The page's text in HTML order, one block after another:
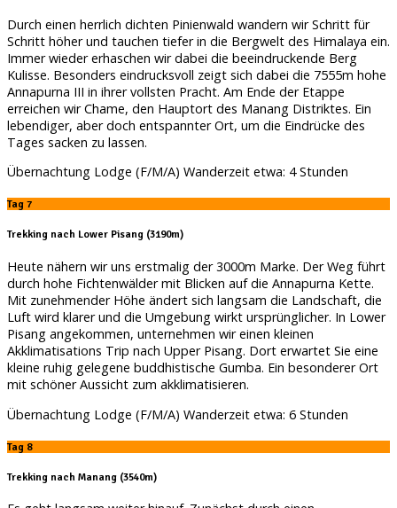
Durch einen herrlich dichten Pinienwald wandern wir Schritt für
Schritt höher und tauchen tiefer in die Bergwelt des Himalaya ein.
Immer wieder erhaschen wir dabei die beeindruckende Berg
Kulisse. Besonders eindrucksvoll zeigt sich dabei die 7555m hohe
Annapurna III in ihrer vollsten Pracht. Am Ende der Etappe
erreichen wir Chame, den Hauptort des Manang Distriktes. Ein
lebendiger, aber doch entspannter Ort, um die Eindrücke des
Tages sacken zu lassen.
Übernachtung Lodge (F/M/A) Wanderzeit etwa: 4 Stunden
Tag 7
Trekking nach Lower Pisang (3190m)
Heute nähern wir uns erstmalig der 3000m Marke. Der Weg führt
durch hohe Fichtenwälder mit Blicken auf die Annapurna Kette.
Mit zunehmender Höhe ändert sich langsam die Landschaft, die
Luft wird klarer und die Umgebung wirkt ursprünglicher. In Lower
Pisang angekommen, unternehmen wir einen kleinen
Akklimatisations Trip nach Upper Pisang. Dort erwartet Sie eine
kleine ruhig gelegene buddhistische Gumba. Ein besonderer Ort
mit schöner Aussicht zum akklimatisieren.
Übernachtung Lodge (F/M/A) Wanderzeit etwa: 6 Stunden
Tag 8
Trekking nach Manang (3540m)